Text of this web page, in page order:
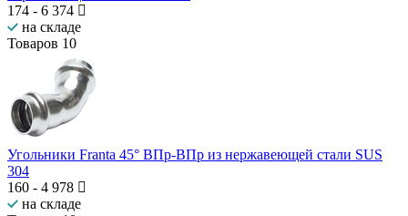
174 - 6 374
на складе
Товаров 10
Угольники Franta 45° ВПр-ВПр из нержавеющей стали SUS
304
160 - 4 978
на складе